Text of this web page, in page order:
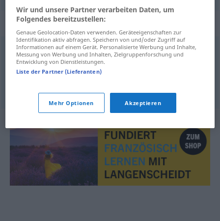
Synonyme für "machiner"
préméditer,prévoir ,combiner,anticiper,calculer
projeter
© myThes Dicollecte
Wir und unsere Partner verarbeiten Daten, um
Folgendes bereitzustellen:
Genaue Geolocation-Daten verwenden. Geräteeigenschaften zur
Identifikation aktiv abfragen. Speichern von und/oder Zugriff auf
Informationen auf einem Gerät. Personalisierte Werbung und Inhalte,
Messung von Werbung und Inhalten, Zielgruppenforschung und
Entwicklung von Dienstleistungen.
Liste der Partner (Lieferanten)
Mehr Optionen Akzeptieren